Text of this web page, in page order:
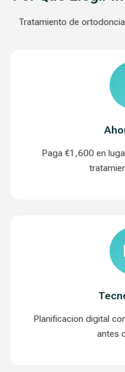
Tratamiento de
Paga €1,600 en
Planificacion digital
antes